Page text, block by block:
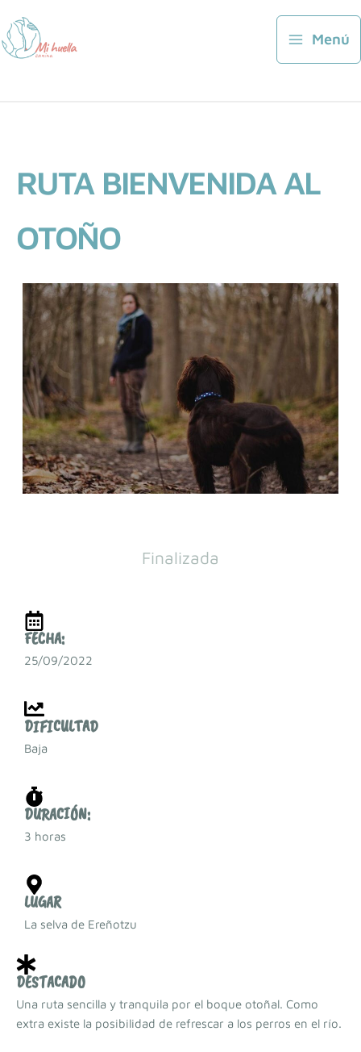
al
contenido
Menú
RUTA BIENVENIDA AL
OTOÑO
Finalizada
FECHA:
25/09/2022
DIFICULTAD
Baja
DURACIÓN:
3 horas
LUGAR
La selva de Ereñotzu
DESTACADO
Una ruta sencilla y tranquila por el boque otoñal. Como
extra existe la posibilidad de refrescar a los perros en el río.